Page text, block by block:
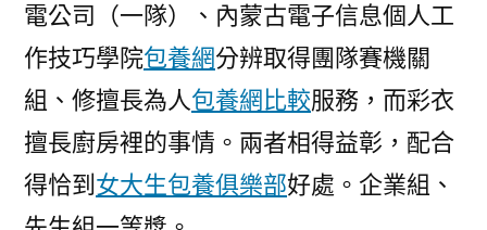
電公司（一隊）、內蒙古電子信息個人工
作技巧學院包養網分辨取得團隊賽機關
組、修擅長為人包養網比較服務，而彩衣
擅長廚房裡的事情。兩者相得益彰，配合
得恰到 女大生包養俱樂部好處。企業組、